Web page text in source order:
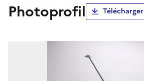
photoprofil Télécharger